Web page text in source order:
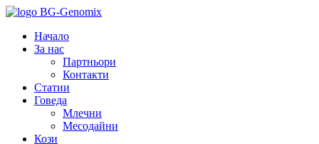
Начало
За нас
Партньори
Контакти
Статии
Говеда
Млечни
Месодайни
Кози